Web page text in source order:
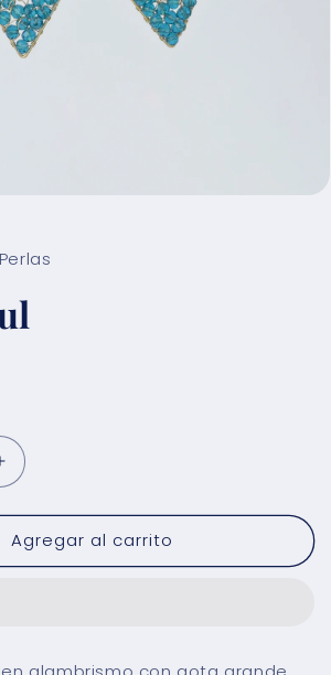
Aumentar
Arete
Agregar al carrito